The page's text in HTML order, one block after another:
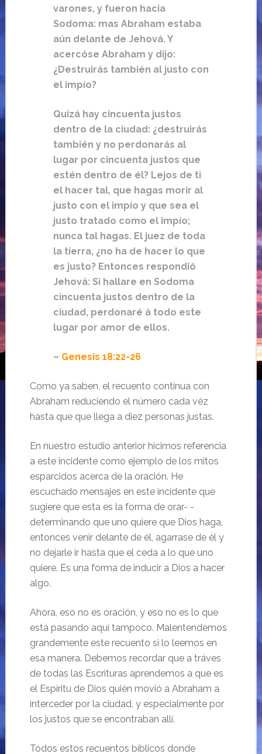
varones, y fueron hacia
Sodoma: mas Abraham estaba
aún delante de Jehová. Y
acercóse Abraham y dijo:
¿Destruirás también al justo con
el impío?
Quizá hay cincuenta justos
dentro de la ciudad: ¿destruirás
también y no perdonarás al
lugar por cincuenta justos que
estén dentro de él? Lejos de ti
el hacer tal, que hagas morir al
justo con el impío y que sea el
justo tratado como el impío;
nunca tal hagas. El juez de toda
la tierra, ¿no ha de hacer lo que
es justo? Entonces respondió
Jehová: Si hallare en Sodoma
cincuenta justos dentro de la
ciudad, perdonaré á todo este
lugar por amor de ellos.
– Genesis 18:22-26
Como ya saben, el recuento continua con
Abraham reduciendo el número cada véz
hasta que que llega a diez personas justas.
En nuestro estudio anterior hicimos referencia
a este incidente como ejemplo de los mitos
esparcidos acerca de la oración. He
escuchado mensajes en este incidente que
sugiere que esta es la forma de orar- -
determinando que uno quiere que Dios haga,
entonces venir delante de él, agarrase de él y
no dejarle ir hasta que el ceda a lo que uno
quiere. Es una forma de inducir a Dios a hacer
algo.
Ahora, eso no es oración, y eso no es lo que
está pasando aquí tampoco. Malentendemos
grandemente este recuento si lo leemos en
esa manera. Debemos recordar que a tráves
de todas las Escrituras aprendemos a que es
el Espíritu de Dios quién movió a Abraham a
interceder por la ciudad, y especialmente por
los justos que se encontraban allí.
Todos estos recuentos bíblicos donde